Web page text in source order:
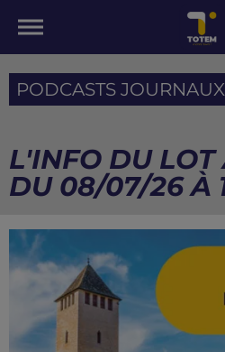
PODCASTS
L'INFO DU LOT
DU 08/07/26 À